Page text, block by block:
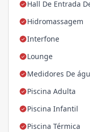
Hall De Entrada
Hidromassagem
Interfone
Lounge
Medidores De
Piscina Adulta
Piscina Infantil
Piscina Térmica